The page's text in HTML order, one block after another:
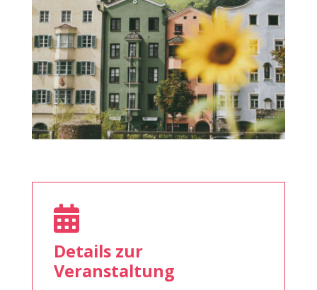

Details zur
Veranstaltung